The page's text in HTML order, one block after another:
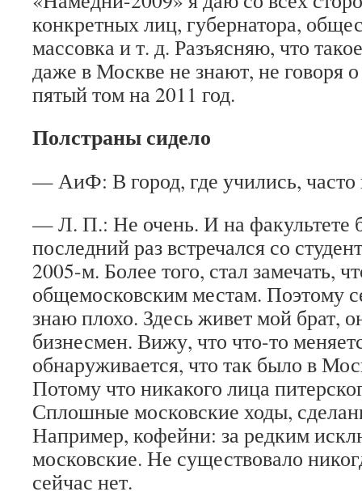
конкретных лиц, губернатора,
массовка и т. д. Разъясняю, что
даже в Москве не знают, не говоря
пятый том на 2011 год.
Полстраны сидело
— АиФ: В город, где учились, часто
— Л. П.: Не очень. И на факультете
последний раз встречался со
2005-м. Более того, стал замечать,
общемосковским местам. Поэтому
знаю плохо. Здесь живет мой брат,
бизнесмен. Вижу, что что-то
обнаруживается, что так было в
Потому что никакого лица
Сплошные московские ходы,
Например, кофейни: за редким
московские. Не существовало
сейчас нет.